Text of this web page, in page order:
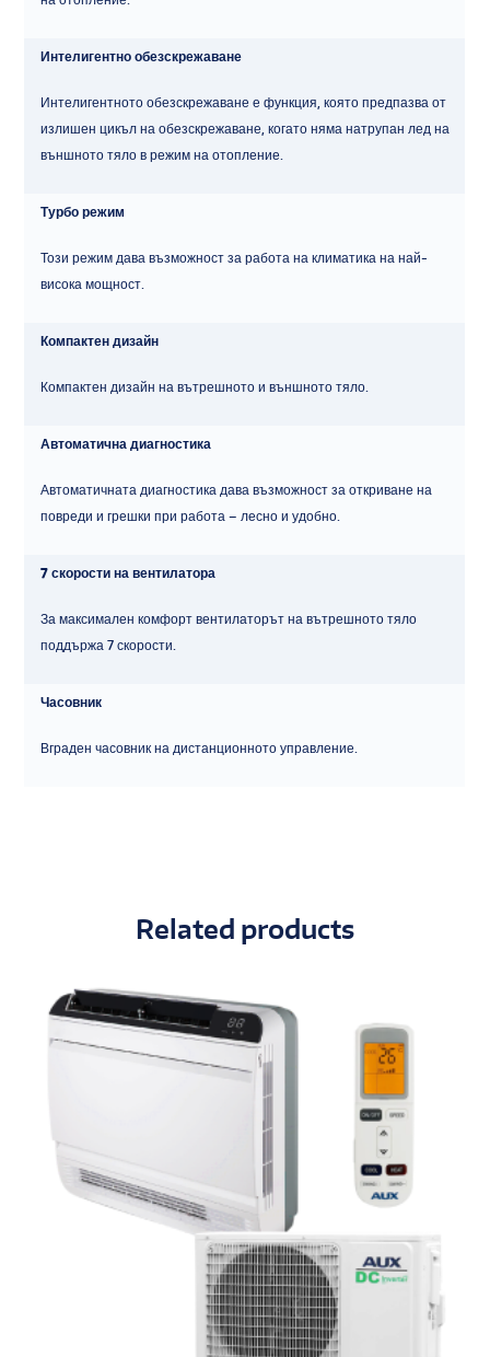
Интелигентно обезскрежаване
Интелигентното обезскрежаване е функция, която предпазва от
излишен цикъл на обезскрежаване, когато няма натрупан лед на
външното тяло в режим на отопление.
Турбо режим
Този режим дава възможност за работа на климатика на най-
висока мощност.
Компактен дизайн
Компактен дизайн на вътрешното и външното тяло.
Автоматична диагностика
Автоматичната диагностика дава възможност за откриване на
повреди и грешки при работа – лесно и удобно.
7 скорости на вентилатора
За максимален комфорт вентилаторът на вътрешното тяло
поддържа 7 скорости.
Часовник
Вграден часовник на дистанционното управление.
Related products